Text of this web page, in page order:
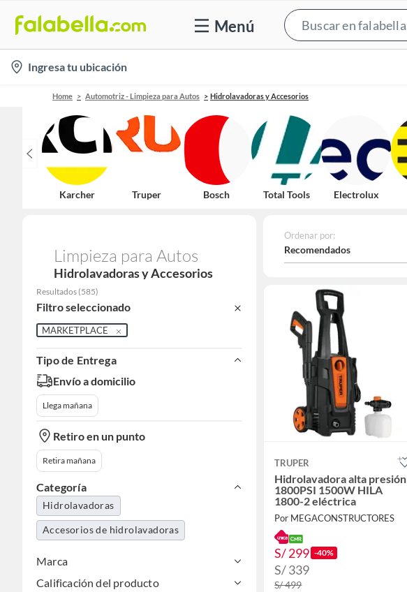
Menú
location-
icon
Ingresa tu ubicación
Home Automotriz - Limpieza para Autos Hidrolavadoras y Accesorios
Karcher Truper Bosch Total Tools Electrolux
Limpieza para Autos
Hidrolavadoras y Accesorios
Resultados (585)
Filtro seleccionado
MARKETPLACE
Tipo de Entrega
Envío a domicilio
Llega mañana
Retiro en un punto
Retira mañana
Categoría
Hidrolavadoras
Accesorios de hidrolavadoras
Marca
Calificación del producto
Ordenar por:
Recomendados
TRUPER
Hidrolavadora alta presión
1800PSI 1500W HILA
1800-2 eléctrica
Por MEGACONSTRUCTORES
S/ 299 -40%
S/ 339
S/ 499